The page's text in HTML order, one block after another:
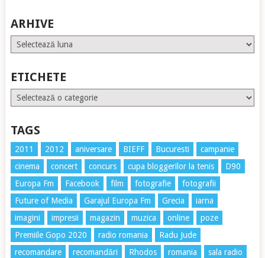
ARHIVE
Arhive
ETICHETE
Etichete
TAGS
2011 2012 aniversare BIEFF Bucuresti
campanie
cinema
concert concurs cupa bloggerilor la tenis
D90
Europa Fm
Facebook film fotografie
fotografii
Future of Media
Garajul Europa Fm Grecia
iarna
imagini
impresii magazin muzica online
poze
Premiile Gopo 2020
radio romania
Radu Jude
recomandare
recomandări Rhodos romania
sala radio